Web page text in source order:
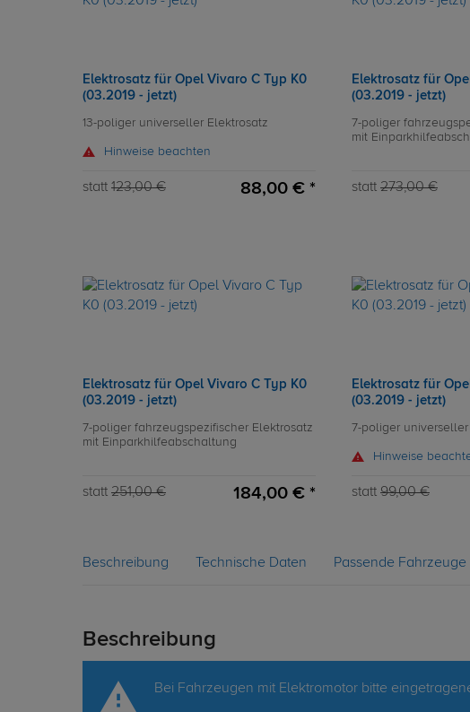
Elektrosatz für Opel Vivaro C Typ K0
(03.2019 - jetzt)
13-poliger universeller Elektrosatz
Hinweise beachten
statt 123,00 € 88,00 € *
Elektrosatz für
(03.2019 - jetzt)
7-poliger
mit
statt 273,00 €
Elektrosatz für Opel Vivaro C Typ K0
(03.2019 - jetzt)
7-poliger fahrzeugspezifischer Elektrosatz
mit Einparkhilfeabschaltung
statt 251,00 € 184,00 € *
Elektrosatz für
(03.2019 - jetzt)
7-poliger
Hinweise
statt 99,00 €
Beschreibung Technische Daten Passende Fahrzeuge
Beschreibung
Bei Fahrzeugen mit Elektromotor bitte